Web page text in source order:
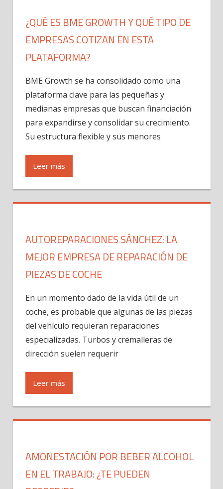
¿QUÉ ES BME GROWTH Y QUÉ TIPO DE
EMPRESAS COTIZAN EN ESTA
PLATAFORMA?
BME Growth se ha consolidado como una
plataforma clave para las pequeñas y
medianas empresas que buscan financiación
para expandirse y consolidar su crecimiento.
Su estructura flexible y sus menores
Leer más
AUTOREPARACIONES SÁNCHEZ: LA
MEJOR EMPRESA DE REPARACIÓN DE
PIEZAS DE COCHE
En un momento dado de la vida útil de un
coche, es probable que algunas de las piezas
del vehículo requieran reparaciones
especializadas. Turbos y cremalleras de
dirección suelen requerir
Leer más
AMONESTACIÓN POR BEBER ALCOHOL
EN EL TRABAJO: ¿TE PUEDEN